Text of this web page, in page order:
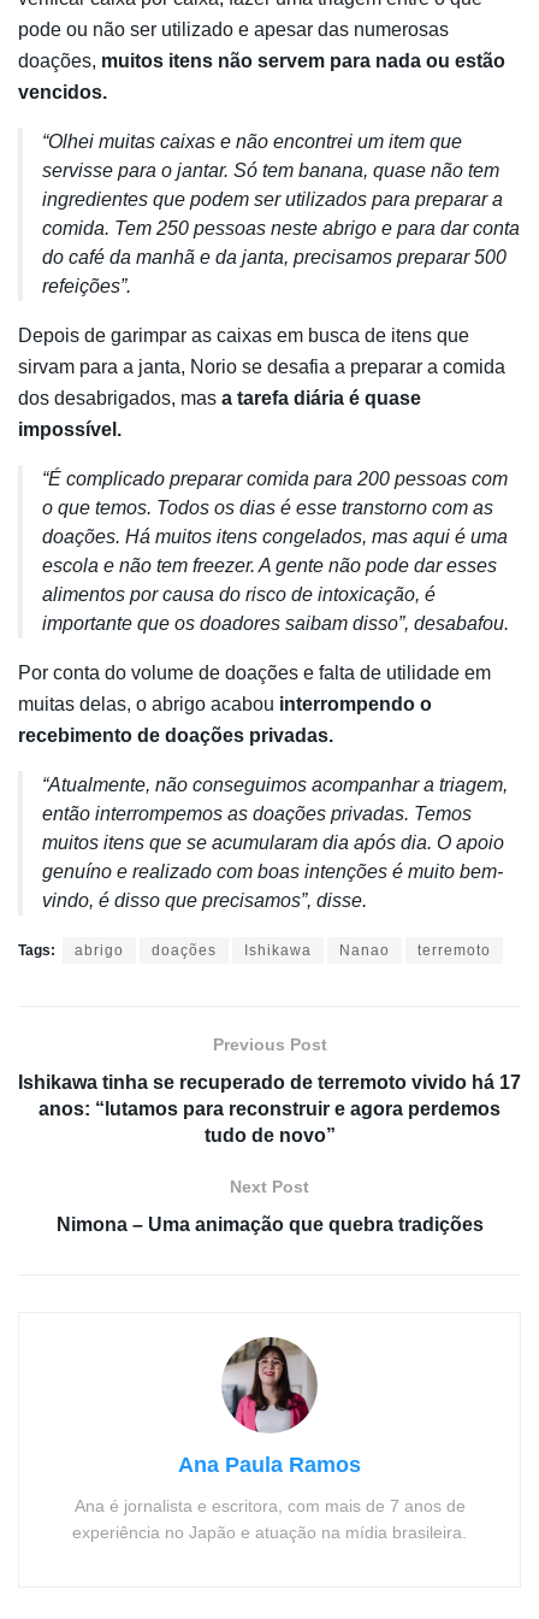
pode ou não ser utilizado e apesar das numerosas
doações, muitos itens não servem para nada ou estão
vencidos.
“Olhei muitas caixas e não encontrei um item que
servisse para o jantar. Só tem banana, quase não tem
ingredientes que podem ser utilizados para preparar a
comida. Tem 250 pessoas neste abrigo e para dar conta
do café da manhã e da janta, precisamos preparar 500
refeições”.
Depois de garimpar as caixas em busca de itens que
sirvam para a janta, Norio se desafia a preparar a comida
dos desabrigados, mas a tarefa diária é quase
impossível.
“É complicado preparar comida para 200 pessoas com
o que temos. Todos os dias é esse transtorno com as
doações. Há muitos itens congelados, mas aqui é uma
escola e não tem freezer. A gente não pode dar esses
alimentos por causa do risco de intoxicação, é
importante que os doadores saibam disso”, desabafou.
Por conta do volume de doações e falta de utilidade em
muitas delas, o abrigo acabou interrompendo o
recebimento de doações privadas.
“Atualmente, não conseguimos acompanhar a triagem,
então interrompemos as doações privadas. Temos
muitos itens que se acumularam dia após dia. O apoio
genuíno e realizado com boas intenções é muito bem-
vindo, é disso que precisamos”, disse.
Tags: abrigo doações Ishikawa Nanao terremoto
Previous Post
Ishikawa tinha se recuperado de terremoto vivido há 17
anos: “lutamos para reconstruir e agora perdemos
tudo de novo”
Next Post
Nimona – Uma animação que quebra tradições
Ana Paula Ramos
Ana é jornalista e escritora, com mais de 7 anos de
experiência no Japão e atuação na mídia brasileira.